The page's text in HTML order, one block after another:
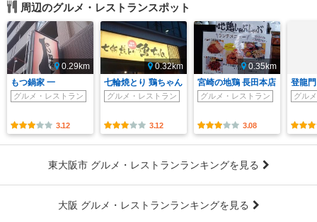
周辺のグルメ・レストランスポット
0.29km
もつ鍋家 一
グルメ・レストラン
3.12
0.32km
七輪焼とり 鶏ちゃん
グルメ・レストラン
3.12
0.35km
宮崎の地鶏 長田本店
グルメ・レストラン
3.08
登龍門
グル
東大阪市 グルメ・レストランランキングを見る
大阪 グルメ・レストランランキングを見る